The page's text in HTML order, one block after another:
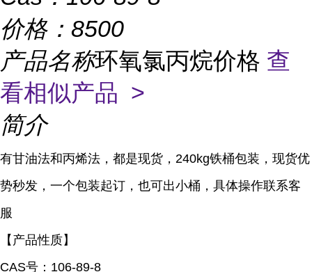
价格： 8500
产品名称环氧氯丙烷价格 查
看相似产品 >
简介
有甘油法和丙烯法，都是现货，240kg铁桶包装，现货优
势秒发，一个包装起订，也可出小桶，具体操作联系客
服
【产品性质】
CAS号：106-89-8